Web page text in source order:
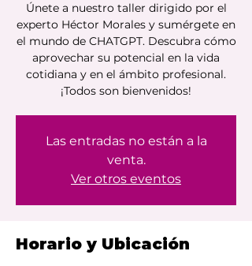
Únete a nuestro taller dirigido por el
experto Héctor Morales y sumérgete en
el mundo de CHATGPT. Descubra cómo
aprovechar su potencial en la vida
cotidiana y en el ámbito profesional.
¡Todos son bienvenidos!
Las entradas no están a la
venta.
Ver otros eventos
Horario y Ubicación